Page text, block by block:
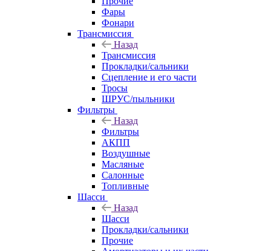
Фары
Фонари
Трансмиссия
Назад
Трансмиссия
Прокладки/сальники
Сцепление и его части
Тросы
ШРУС/пыльники
Фильтры
Назад
Фильтры
АКПП
Воздушные
Масляные
Салонные
Топливные
Шасси
Назад
Шасси
Прокладки/сальники
Прочие